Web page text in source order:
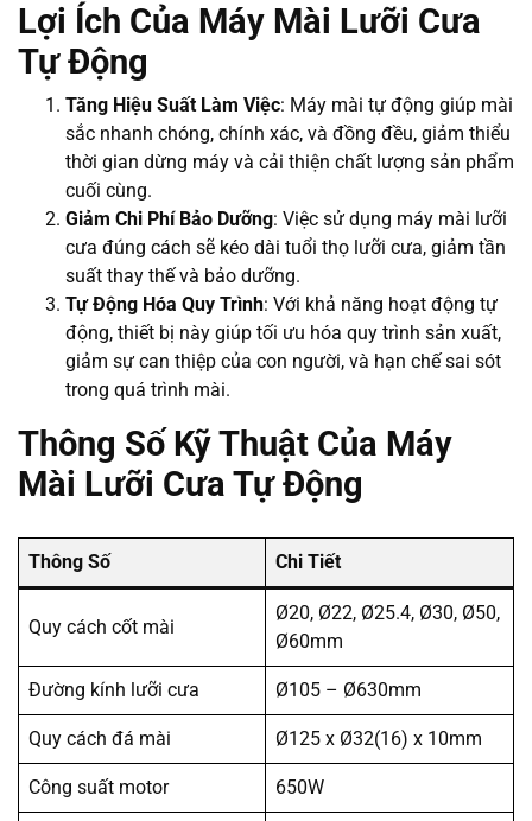
Lợi Ích Của Máy Mài Lưỡi Cưa
Tự Động
Tăng Hiệu Suất Làm Việc: Máy mài tự động giúp mài
sắc nhanh chóng, chính xác, và đồng đều, giảm thiểu
thời gian dừng máy và cải thiện chất lượng sản phẩm
cuối cùng.
Giảm Chi Phí Bảo Dưỡng: Việc sử dụng máy mài lưỡi
cưa đúng cách sẽ kéo dài tuổi thọ lưỡi cưa, giảm tần
suất thay thế và bảo dưỡng.
Tự Động Hóa Quy Trình: Với khả năng hoạt động tự
động, thiết bị này giúp tối ưu hóa quy trình sản xuất,
giảm sự can thiệp của con người, và hạn chế sai sót
trong quá trình mài.
Thông Số Kỹ Thuật Của Máy
Mài Lưỡi Cưa Tự Động
Thông Số Chi Tiết
Quy cách cốt mài
Ø20, Ø22, Ø25.4, Ø30, Ø50,
Ø60mm
Đường kính lưỡi cưa Ø105 – Ø630mm
Quy cách đá mài Ø125 x Ø32(16) x 10mm
Công suất motor 650W